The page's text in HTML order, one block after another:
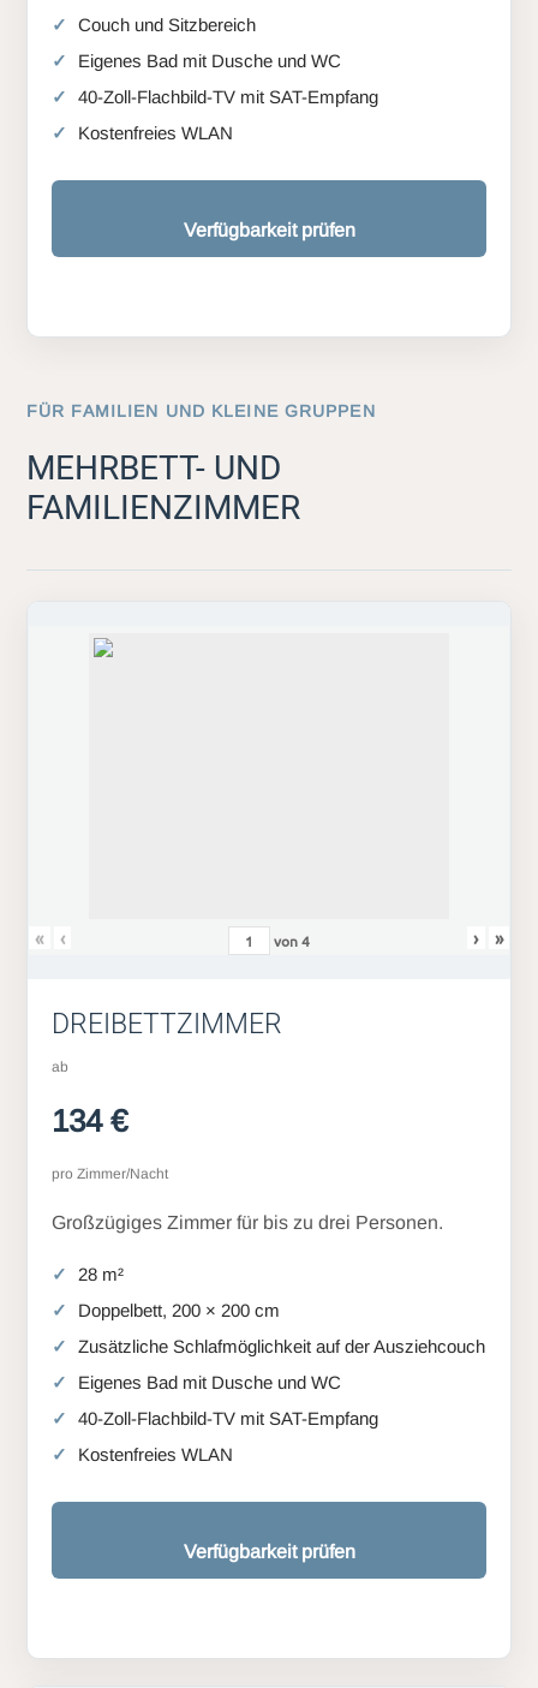
Couch und Sitzbereich
Eigenes Bad mit Dusche und WC
40-Zoll-Flachbild-TV mit SAT-Empfang
Kostenfreies WLAN
Verfügbarkeit prüfen
FÜR FAMILIEN UND KLEINE GRUPPEN
MEHRBETT- UND
FAMILIENZIMMER
« ‹ von4 › »
DREIBETTZIMMER
ab
134 €
pro Zimmer/Nacht
Großzügiges Zimmer für bis zu drei Personen.
28 m²
Doppelbett, 200 × 200 cm
Zusätzliche Schlafmöglichkeit auf der Ausziehcouch
Eigenes Bad mit Dusche und WC
40-Zoll-Flachbild-TV mit SAT-Empfang
Kostenfreies WLAN
Verfügbarkeit prüfen